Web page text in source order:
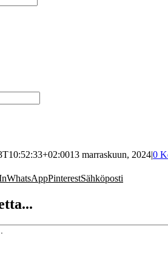
13 marraskuun, 2024|0
WhatsAppPinterestSähköposti